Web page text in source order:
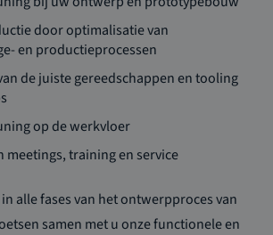
door optimalisatie van
en productieprocessen
de juiste gereedschappen en tooling
op de werkvloer
meetings, training en service
alle fases van het ontwerpproces van
samen met u onze functionele en